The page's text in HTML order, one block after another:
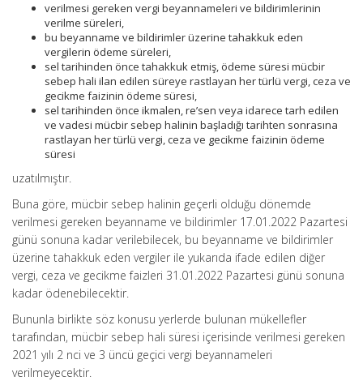
verilmesi gereken vergi beyannameleri ve bildirimlerinin
verilme süreleri,
bu beyanname ve bildirimler üzerine tahakkuk eden
vergilerin ödeme süreleri,
sel tarihinden önce tahakkuk etmiş, ödeme süresi mücbir
sebep hali ilan edilen süreye rastlayan her türlü vergi, ceza ve
gecikme faizinin ödeme süresi,
sel tarihinden önce ikmalen, re’sen veya idarece tarh edilen
ve vadesi mücbir sebep halinin başladığı tarihten sonrasına
rastlayan her türlü vergi, ceza ve gecikme faizinin ödeme
süresi
uzatılmıştır.
Buna göre, mücbir sebep halinin geçerli olduğu dönemde
verilmesi gereken beyanname ve bildirimler 17.01.2022 Pazartesi
günü sonuna kadar verilebilecek, bu beyanname ve bildirimler
üzerine tahakkuk eden vergiler ile yukarıda ifade edilen diğer
vergi, ceza ve gecikme faizleri 31.01.2022 Pazartesi günü sonuna
kadar ödenebilecektir.
Bununla birlikte söz konusu yerlerde bulunan mükellefler
tarafından, mücbir sebep hali süresi içerisinde verilmesi gereken
2021 yılı 2 nci ve 3 üncü geçici vergi beyannameleri
verilmeyecektir.